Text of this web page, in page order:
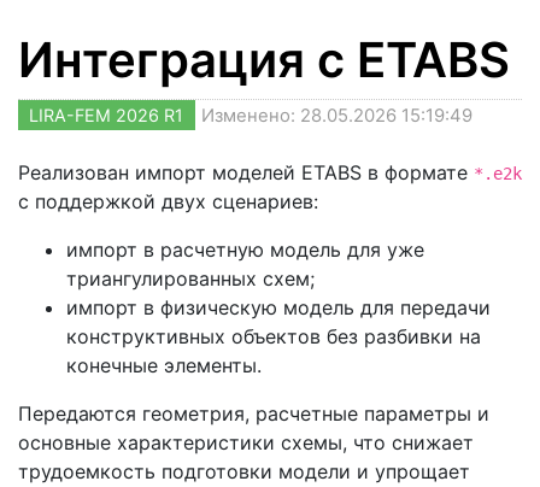
Интеграция с ETABS
LIRA-FEM 2026 R1 Изменено: 28.05.2026 15:19:49
Реализован импорт моделей ETABS в формате *.e2k
с поддержкой двух сценариев:
импорт в расчетную модель для уже
триангулированных схем;
импорт в физическую модель для передачи
конструктивных объектов без разбивки на
конечные элементы.
Передаются геометрия, расчетные параметры и
основные характеристики схемы, что снижает
трудоемкость подготовки модели и упрощает